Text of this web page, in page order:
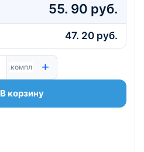
55. 90 руб.
47. 20 руб.
компл +
В корзину